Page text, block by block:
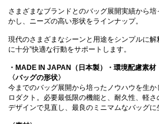
さまざまなブランドとのバッグ展開実績から
かし、ニーズの高い形状をラインナップ。
現代のさまざまなシーンと用途をシンプルに
に十分”快適な行動をサポートします。
・MADE IN JAPAN（日本製）・環境配慮素
〈バッグの形状〉
今までのバッグ展開から培ったノウハウを生
ロダクト。必要最低限の機能と、耐久性、軽
デザインで見直し、最良のミニマムなバッグに